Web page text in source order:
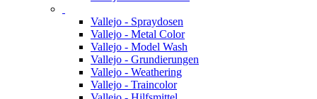
Vallejo - Spraydosen
Vallejo - Metal Color
Vallejo - Model Wash
Vallejo - Grundierungen
Vallejo - Weathering
Vallejo - Traincolor